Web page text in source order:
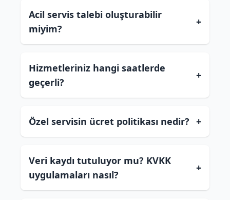
Acil servis talebi oluşturabilir
miyim?
+
Hizmetleriniz hangi saatlerde
geçerli?
+
Özel servisin ücret politikası nedir? +
Veri kaydı tutuluyor mu? KVKK
uygulamaları nasıl?
+